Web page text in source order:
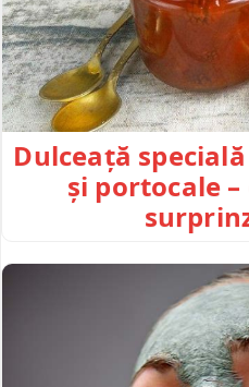
Dulceață
și portocale